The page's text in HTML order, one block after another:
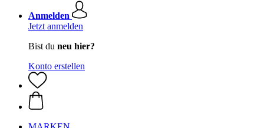
Anmelden
Jetzt anmelden
Bist du neu hier?
Konto erstellen